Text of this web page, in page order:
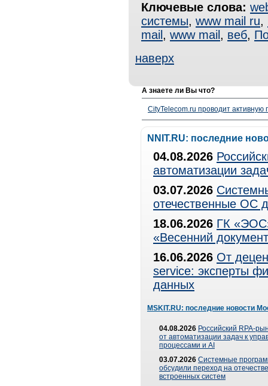
Ключевые слова:
системы, www mail ru,
mail , www mail , веб,
наверх
А знаете ли Вы что?
CityTelecom.ru проводит активную
NNIT.RU: последние
04.08.2026
автоматизации
03.07.2026
отечественные ОС
18.06.2026 ГК
«Весенний
16.06.2026 От
service: эксперты
данных
MSKIT.RU: последние новости
04.08.2026 Российский RPA-
от автоматизации задач к
процессами и AI
03.07.2026 Системные
обсудили переход на
встроенных систем